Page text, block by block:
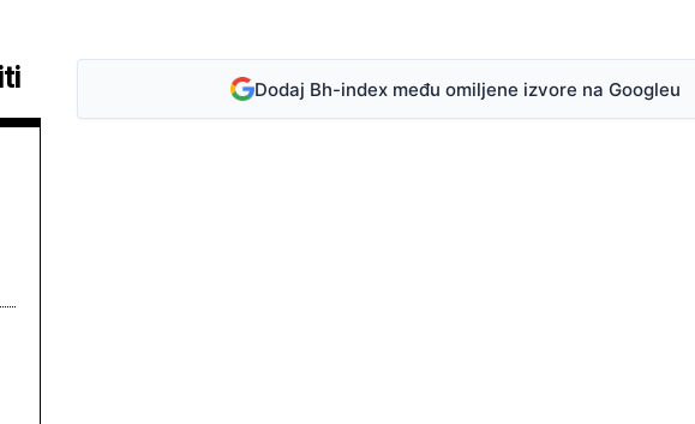
Dodaj Bh-index među omiljene izvore na Googleu